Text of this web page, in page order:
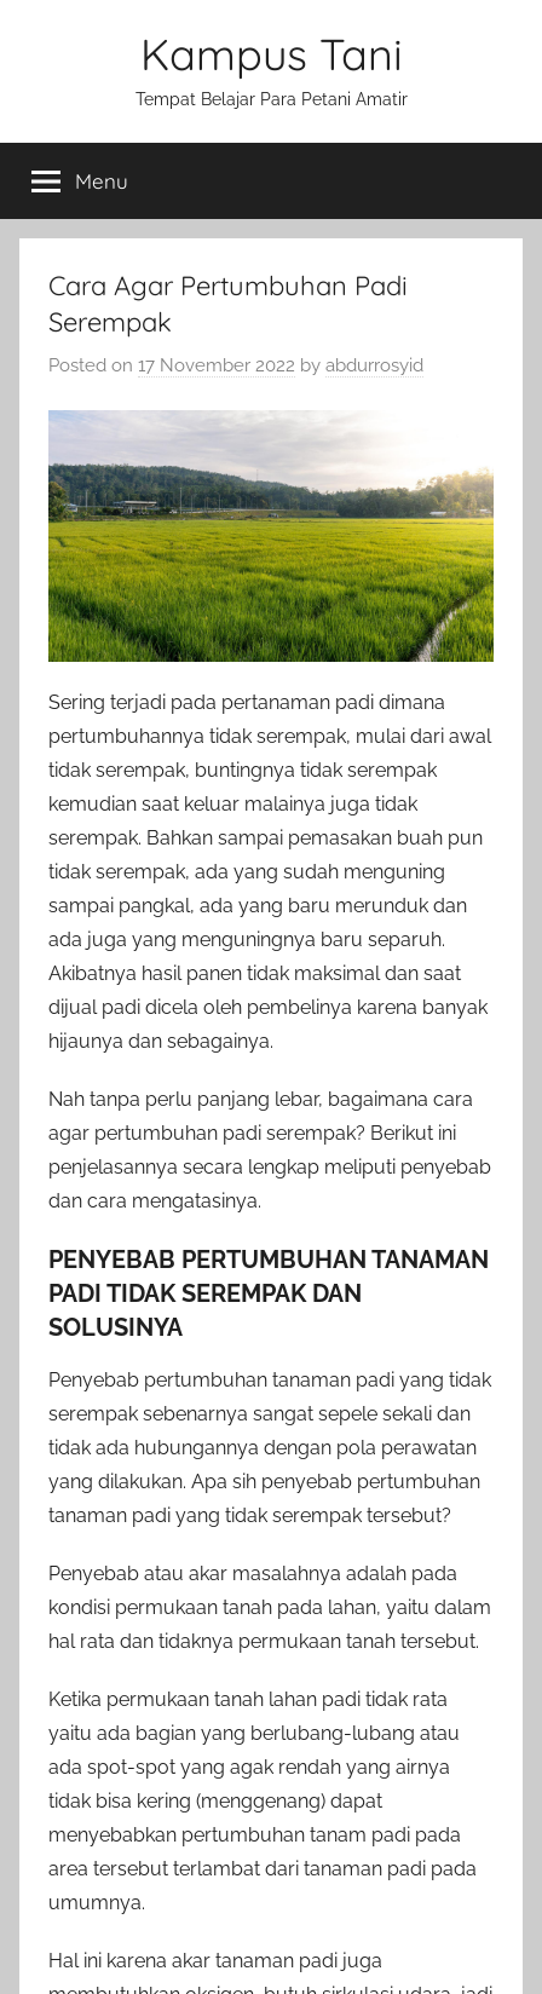
Kampus Tani
Tempat Belajar Para Petani Amatir
Menu
Cara Agar Pertumbuhan Padi
Serempak
Posted on 17 November 2022 by abdurrosyid
Sering terjadi pada pertanaman padi dimana
pertumbuhannya tidak serempak, mulai dari awal
tidak serempak, buntingnya tidak serempak
kemudian saat keluar malainya juga tidak
serempak. Bahkan sampai pemasakan buah pun
tidak serempak, ada yang sudah menguning
sampai pangkal, ada yang baru merunduk dan
ada juga yang menguningnya baru separuh.
Akibatnya hasil panen tidak maksimal dan saat
dijual padi dicela oleh pembelinya karena banyak
hijaunya dan sebagainya.
Nah tanpa perlu panjang lebar, bagaimana cara
agar pertumbuhan padi serempak? Berikut ini
penjelasannya secara lengkap meliputi penyebab
dan cara mengatasinya.
PENYEBAB PERTUMBUHAN TANAMAN
PADI TIDAK SEREMPAK DAN
SOLUSINYA
Penyebab pertumbuhan tanaman padi yang tidak
serempak sebenarnya sangat sepele sekali dan
tidak ada hubungannya dengan pola perawatan
yang dilakukan. Apa sih penyebab pertumbuhan
tanaman padi yang tidak serempak tersebut?
Penyebab atau akar masalahnya adalah pada
kondisi permukaan tanah pada lahan, yaitu dalam
hal rata dan tidaknya permukaan tanah tersebut.
Ketika permukaan tanah lahan padi tidak rata
yaitu ada bagian yang berlubang-lubang atau
ada spot-spot yang agak rendah yang airnya
tidak bisa kering (menggenang) dapat
menyebabkan pertumbuhan tanam padi pada
area tersebut terlambat dari tanaman padi pada
umumnya.
Hal ini karena akar tanaman padi juga